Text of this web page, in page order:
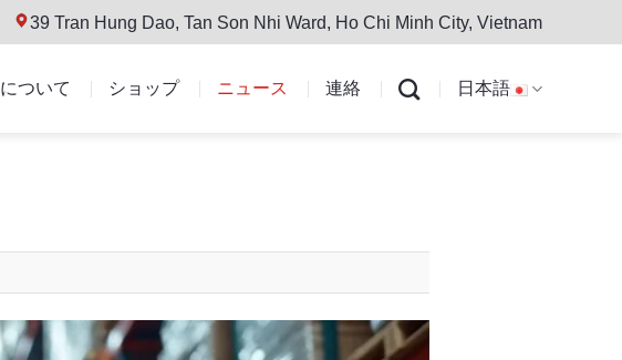
39 Tran Hung Dao, Tan Son Nhi Ward, Ho Chi Minh City, Vietnam
について ショップ ニュース 連絡 日本語